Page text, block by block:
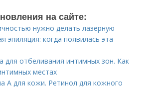
на сайте:
нужно делать лазерную
эпиляция: когда появилась эта
для отбеливания интимных зон. Как
местах
А для кожи. Ретинол для кожного